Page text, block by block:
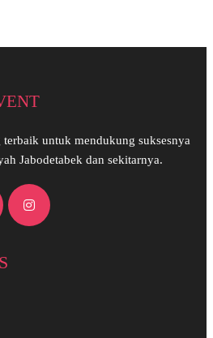
untuk mendukung suksesnya
Jabodetabek dan sekitarnya.